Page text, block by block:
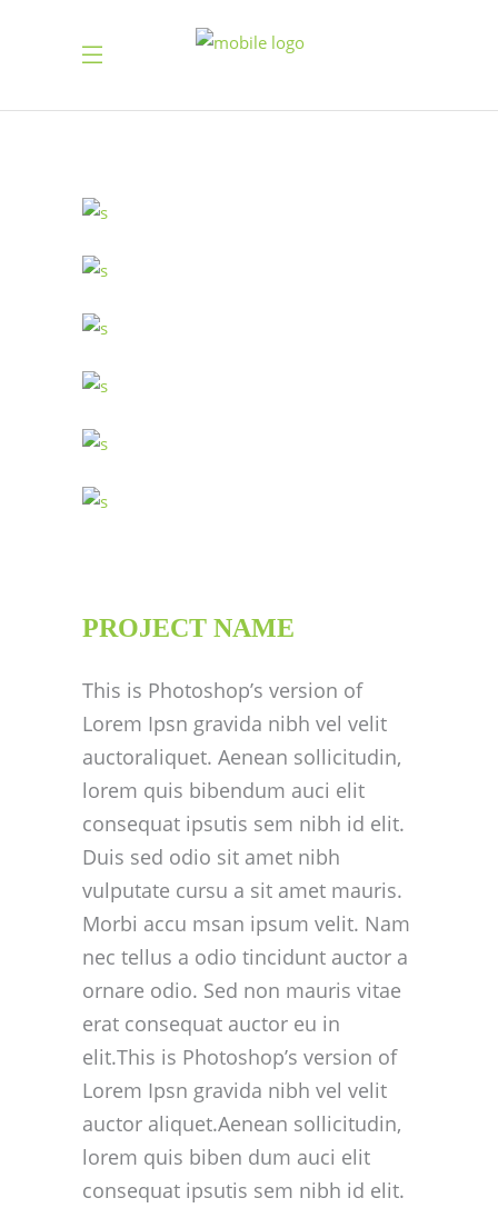
PROJECT NAME
This is Photoshop’s version of
Lorem Ipsn gravida nibh vel velit
auctoraliquet. Aenean sollicitudin,
lorem quis bibendum auci elit
consequat ipsutis sem nibh id elit.
Duis sed odio sit amet nibh
vulputate cursu a sit amet mauris.
Morbi accu msan ipsum velit. Nam
nec tellus a odio tincidunt auctor a
ornare odio. Sed non mauris vitae
erat consequat auctor eu in
elit.This is Photoshop’s version of
Lorem Ipsn gravida nibh vel velit
auctor aliquet.Aenean sollicitudin,
lorem quis biben dum auci elit
consequat ipsutis sem nibh id elit.